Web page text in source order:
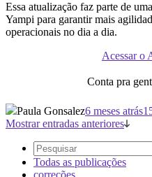
Essa atualização faz parte de
Yampi para garantir mais
operacionais no dia a dia.
Acessar o
Conta pra
Paula Gonsalez6 meses atrás
Mostrar entradas anteriores
Todas as publicações